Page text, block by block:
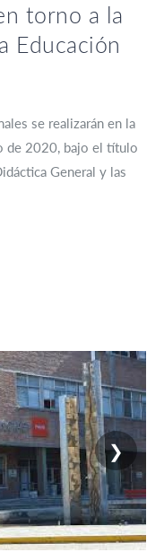
torno a la
Educación
se realizarán en la
de 2020, bajo el título
General y las
❯